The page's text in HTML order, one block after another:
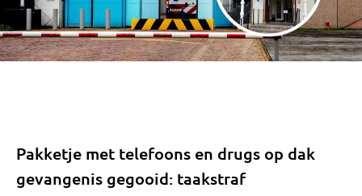
Pakketje met telefoons en drugs op dak
gevangenis gegooid: taakstraf